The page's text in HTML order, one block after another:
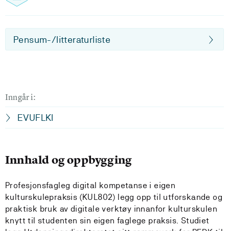
Pensum-/litteraturliste
Inngår i:
EVUFLKI
Innhald og oppbygging
Profesjonsfagleg digital kompetanse i eigen
kulturskulepraksis (KUL802) legg opp til utforskande og
praktisk bruk av digitale verktøy innanfor kulturskulen
knytt til studenten sin eigen faglege praksis. Studiet